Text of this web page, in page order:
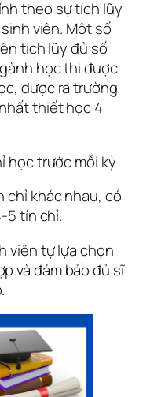
theo sự tích lũy
viên. Một số
tích lũy đủ số
học thì được
được ra trường
thiết học 4
học trước mỗi kỳ
chỉ khác nhau, có
5 tín chỉ.
viên tự lựa chọn
và đảm bảo đủ sĩ